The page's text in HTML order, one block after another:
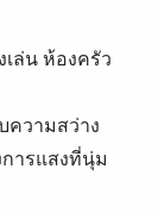
ล่น ห้องครัว
ความสว่าง
ารแสงที่นุ่ม